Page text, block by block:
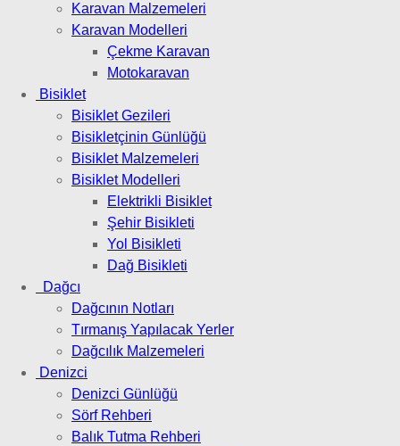
Karavan Malzemeleri
Karavan Modelleri
Çekme Karavan
Motokaravan
Bisiklet
Bisiklet Gezileri
Bisikletçinin Günlüğü
Bisiklet Malzemeleri
Bisiklet Modelleri
Elektrikli Bisiklet
Şehir Bisikleti
Yol Bisikleti
Dağ Bisikleti
Dağcı
Dağcının Notları
Tırmanış Yapılacak Yerler
Dağcılık Malzemeleri
Denizci
Denizci Günlüğü
Sörf Rehberi
Balık Tutma Rehberi